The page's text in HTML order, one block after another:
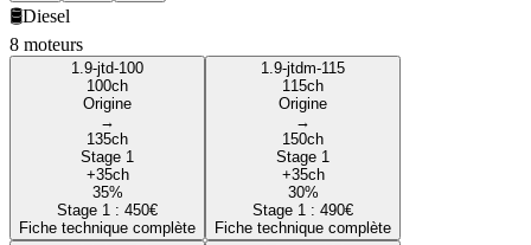
🛢️Diesel
8 moteurs
1.9-jtd-100
100ch
Origine
→
135ch
Stage 1
+35ch
35%
Stage 1 : 450€
Fiche technique complète
1.9-jtdm-115
115ch
Origine
→
150ch
Stage 1
+35ch
30%
Stage 1 : 490€
Fiche technique complète